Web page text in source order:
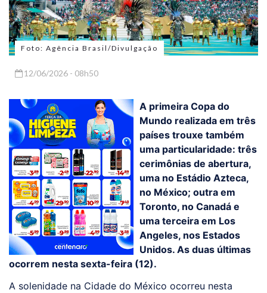
Foto: Agência Brasil/Divulgação
12/06/2026 - 08h50
A primeira Copa do
Mundo realizada em três
países trouxe também
uma particularidade: três
cerimônias de abertura,
uma no Estádio Azteca,
no México; outra em
Toronto, no Canadá e
uma terceira em Los
Angeles, nos Estados
Unidos. As duas últimas
ocorrem nesta sexta-feira (12).
A solenidade na Cidade do México ocorreu nesta